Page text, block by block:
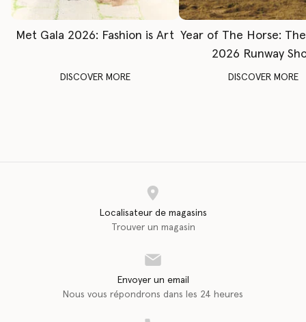
Met Gala 2026: Fashion is Art
DISCOVER MORE
Year of The Horse:
2026 Runway
DISCOVER MORE
Localisateur de magasins
Trouver un magasin
Envoyer un email
Nous vous répondrons dans les 24 heures